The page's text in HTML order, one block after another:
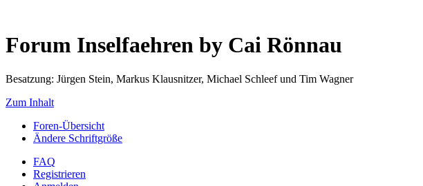
Forum Inselfaehren by Cai Rönnau
Besatzung: Jürgen Stein, Markus Klausnitzer, Michael Schleef und Tim Wagner
Zum Inhalt
Foren-Übersicht
Ändere Schriftgröße
FAQ
Registrieren